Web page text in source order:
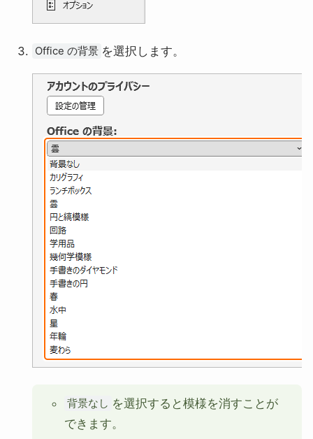
Office の背景 を選択します。
背景なし を選択すると模様を消すことが
できます。